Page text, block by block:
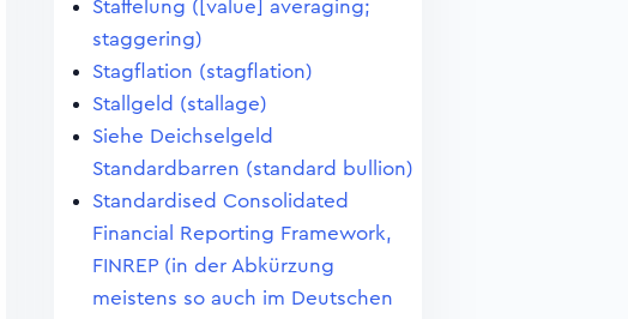
Staffelung ([value] averaging;
staggering)
Stagflation (stagflation)
Stallgeld (stallage)
Siehe Deichselgeld
Standardbarren (standard bullion)
Standardised Consolidated
Financial Reporting Framework,
FINREP (in der Abkürzung
meistens so auch im Deutschen